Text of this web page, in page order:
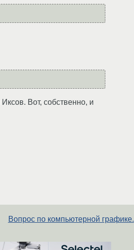
Вот, собственно, и
Вопрос по компьютерной графике.